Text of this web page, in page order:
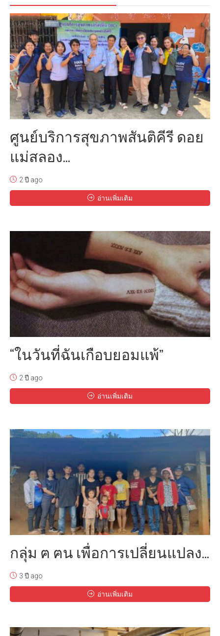
ศูนย์บริการสุขภาพสันติคีรี ดอย
แม่สลอง...
2 ปี ago
อ่านเพิ่มเติม
“ในวันที่ฉันเกือบยอมแพ้”
2 ปี ago
อ่านเพิ่มเติม
กลุ่ม ฅ ฅน เพื่อการเปลี่ยนแปลง...
3 ปี ago
อ่านเพิ่มเติม